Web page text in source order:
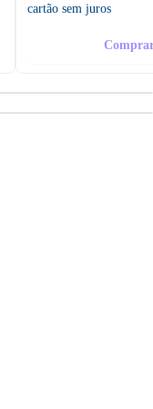
cartão sem juros